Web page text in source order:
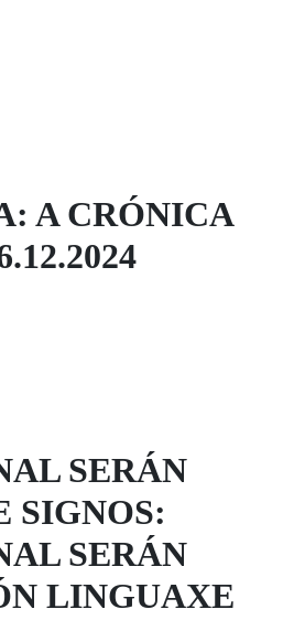
A CRÓNICA
SERÁN
SIGNOS:
SERÁN
LINGUAXE